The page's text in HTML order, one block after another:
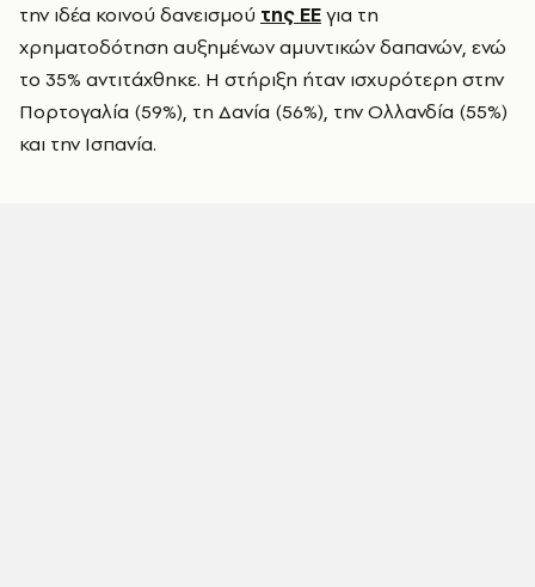
την ιδέα κοινoύ δανεισμού της ΕΕγια τη
χρηματοδότηση αυξημένων αμυντικών δαπανών, ενώ
το 35% αντιτάχθηκε. Η στήριξη ήταν ισχυρότερη στην
Πορτογαλία (59%), τη Δανία (56%), την Ολλανδία (55%)
και την Ισπανία.